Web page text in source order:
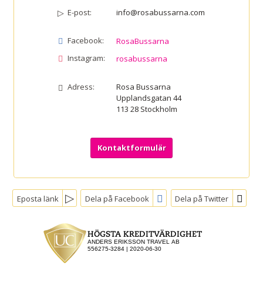
E-post: info@rosabussarna.com
Facebook:
RosaBussarna
Instagram:
rosabussarna
Adress:
Rosa Bussarna
Upplandsgatan 44
113 28 Stockholm
Kontaktformulär
Eposta länk Dela på Facebook Dela på Twitter